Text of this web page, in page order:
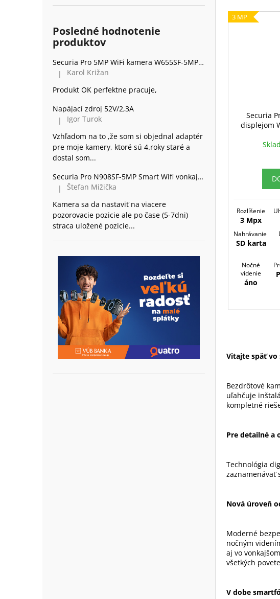
Posledné hodnotenie
produktov
Securia Pro 5MP WiFi kamera W655SF-5MP, kov
Hodnotenie produktu je 5 z 5 hviezdičiek.
|
Karol Križan
Produkt OK perfektne pracuje,
Napájací zdroj 52V/2,3A
Hodnotenie produktu je 5 z 5 hviezdičiek.
|
Igor Turok
Vzhľadom na to ,že som si objednal adaptér
pre moje kamery, ktoré sú 4.roky staré a
dostal som...
Securia Pro N908SF-5MP Smart Wifi vonkajšia 360 Kamera Dome, plast
Hodnotenie produktu je 2 z 5 hviezdičiek.
|
Štefan Mižička
Kamera sa da nastaviť na viacere
pozorovacie pozicie ale po čase (5-7dni)
straca uložené pozicie...
3 MP
Securia
displejom
Rozlíšenie
3 Mpx
Nahrávanie
SD karta
Nočné
videnie
áno
Vitajte späť
Bezdrôtové
uľahčuje
kompletné
Pre detailné a
Technológia
zaznamenávať
Nová úroveň
Moderné
nočným
aj vo
všetkých
V dobe